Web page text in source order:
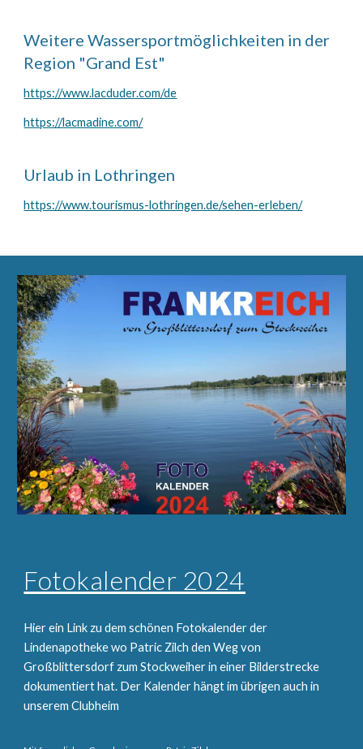
Weitere Wassersportmöglichkeiten in der
Region "Grand Est"
https://www.lacduder.com/de
https://lacmadine.com/
Urlaub in Lothringen
https://www.tourismus-lothringen.de/sehen-erleben/
Fotokalender 2024
Hier ein Link zu dem schönen Fotokalender der
Lindenapotheke wo Patric Zilch den Weg von
Großblittersdorf zum Stockweiher in einer Bilderstrecke
dokumentiert hat. Der Kalender hängt im übrigen auch in
unserem Clubheim